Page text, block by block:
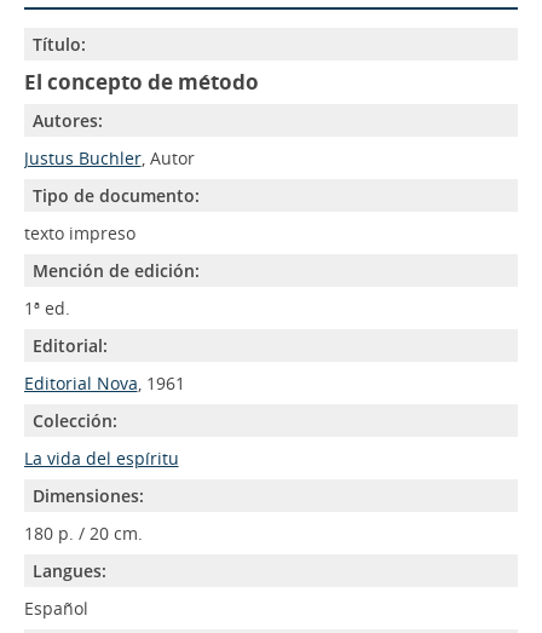
Título:
El concepto de método
Autores:
Justus Buchler, Autor
Tipo de documento:
texto impreso
Mención de edición:
1ª ed.
Editorial:
Editorial Nova, 1961
Colección:
La vida del espíritu
Dimensiones:
180 p. / 20 cm.
Langues:
Español